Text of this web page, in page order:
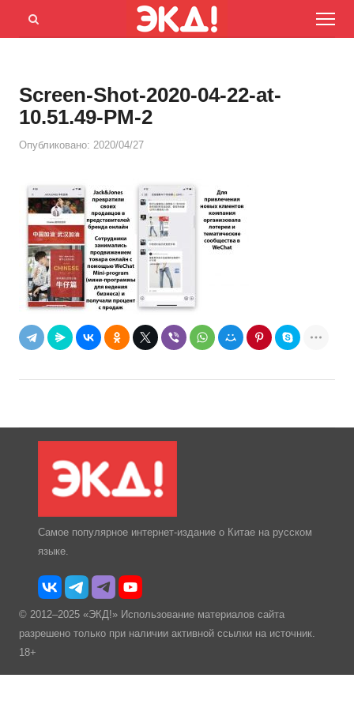
Menu
Открыть
Screen-Shot-2020-04-22-at-
10.51.49-PM-2
Опубликовано: 2020/04/27
Самое популярное интернет-издание о Китае на русском
языке.
© 2012–2025 «ЭКД!» Использование материалов сайта
разрешено только при наличии активной ссылки на источник.
18+